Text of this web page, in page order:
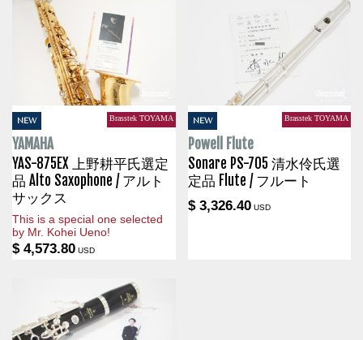
NEW Brasstek TOYAMA
YAMAHA
YAS-875EX 上野耕平氏選定
品 Alto Saxophone / アルト
サックス
This is a special one selected
by Mr. Kohei Ueno!
$ 4,573.80 USD
NEW Brasstek TOYAMA
Powell Flute
Sonare PS-705 清水伶氏選
定品 Flute / フルート
$ 3,326.40USD